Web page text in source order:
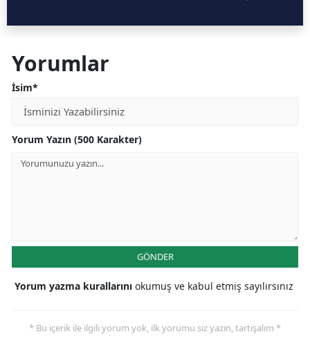
Yorumlar
İsim*
Yorum Yazın (500 Karakter)
GÖNDER
Yorum yazma kurallarını okumuş ve kabul etmiş sayılırsınız
* Bu içerik ile ilgili yorum yok, ilk yorumu siz yazın, tartışalım *